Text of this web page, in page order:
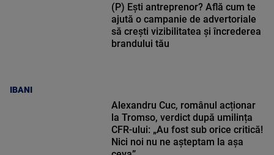
IBANI
(P) Ești antreprenor? Află cum te
ajută o campanie de advertoriale
să crești vizibilitatea și încrederea
brandului tău
Alexandru Cuc, românul acționar
la Tromso, verdict după umilința
CFR-ului: „Au fost sub orice critică!
Nici noi nu ne așteptam la așa